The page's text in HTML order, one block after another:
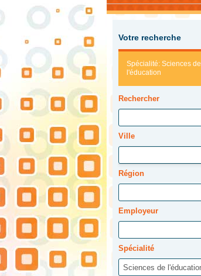
Votre recherche
Spécialité: Sciences de
l'éducation
Rechercher
Ville
Région
Employeur
Spécialité